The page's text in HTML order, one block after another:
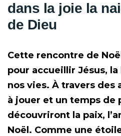
dans la joie la
de Dieu
Cette rencontre de
pour accueillir Jésus,
nos vies. À travers des
à jouer et un temps de
découvriront la paix,
Noël. Comme une